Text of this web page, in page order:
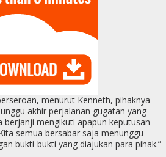
menurut Kenneth, pihaknya
akhir perjalanan gugatan yang
berjanji mengikuti apapun keputusan
semua bersabar saja menunggu
bukti-bukti yang diajukan para pihak.”